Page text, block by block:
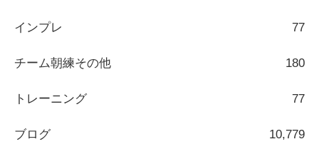
インプレ 77
チーム朝練その他 180
トレーニング 77
ブログ 10,779